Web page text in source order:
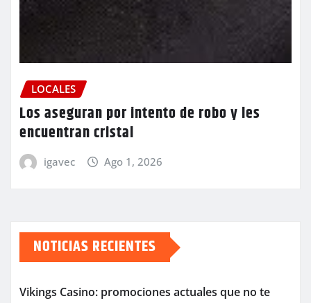
LOCALES
Los aseguran por intento de robo y les
encuentran cristal
igavec Ago 1, 2026
NOTICIAS RECIENTES
Vikings Casino: promociones actuales que no te